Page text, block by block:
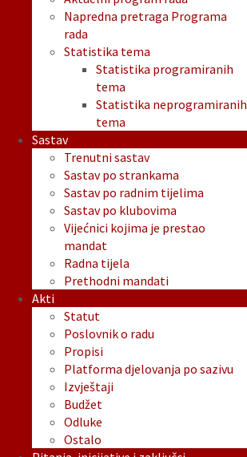
Napredna pretraga Programa
rada
Statistika tema
Statistika programiranih
tema
Statistika neprogramiranih
tema
Sastav
Trenutni sastav
Sastav po strankama
Sastav po radnim tijelima
Sastav po klubovima
Vijećnici kojima je prestao
mandat
Radna tijela
Prethodni mandati
Akti
Statut
Poslovnik o radu
Propisi
Platforma djelovanja po sazivu
Izvještaji
Budžet
Odluke
Ostalo